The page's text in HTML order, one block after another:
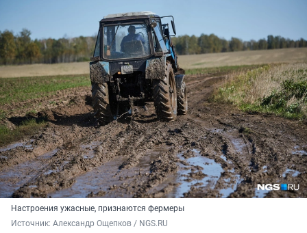
Настроения ужасные, признаются фермеры
Источник: Александр Ощепков / NGS.RU